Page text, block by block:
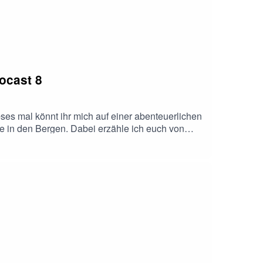
8
mal könnt ihr mich auf einer abenteuerlichen
in den Bergen. Dabei erzähle ich euch von
Sehenswürdigkeiten, Pisa, die
der Fussball Europameisterschaft zu
Martin